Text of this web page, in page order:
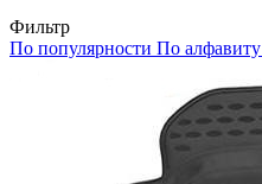
Фильтр
По популярности По алфавиту